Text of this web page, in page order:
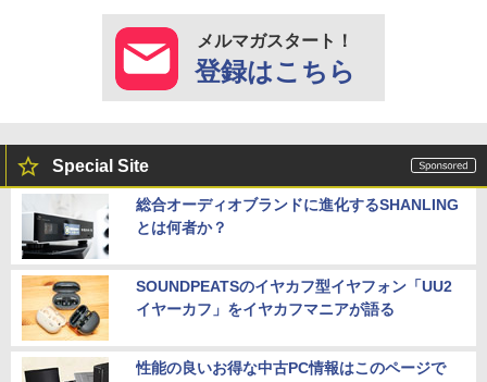
メルマガスタート！
登録はこちら
Special Site
総合オーディオブランドに進化するSHANLING
とは何者か？
SOUNDPEATSのイヤカフ型イヤフォン「UU2
イヤーカフ」をイヤカフマニアが語る
性能の良いお得な中古PC情報はこのページで